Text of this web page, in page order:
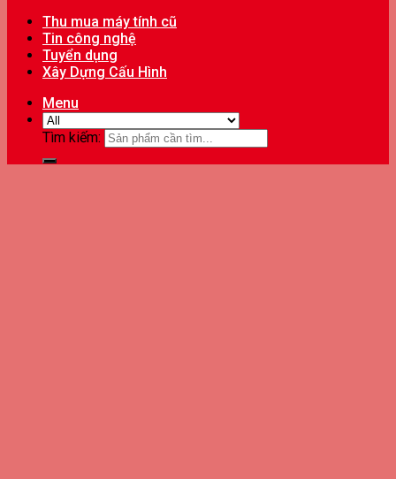
Thu mua máy tính cũ
Tin công nghệ
Tuyển dụng
Xây Dựng Cấu Hình
Menu
Tìm kiếm: